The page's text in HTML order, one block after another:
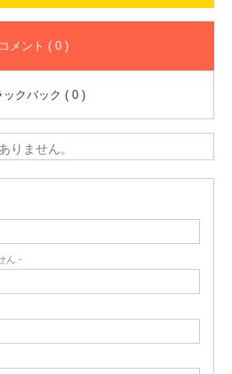
コメント ( 0 )
ックバック ( 0 )
りません。
ん -